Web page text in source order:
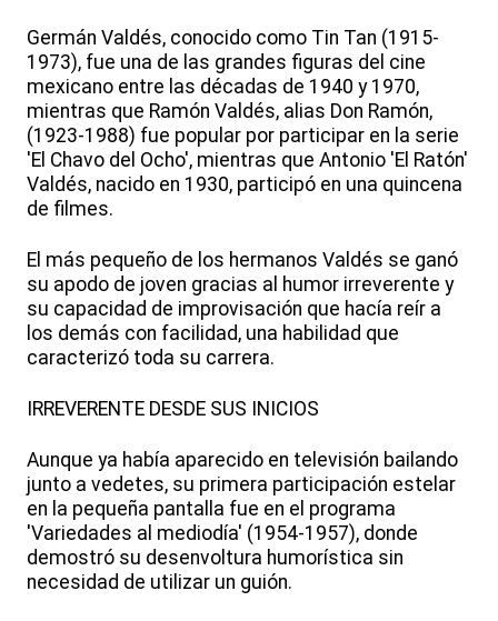
Germán Valdés, conocido como Tin Tan (1915-
1973), fue una de las grandes figuras del cine
mexicano entre las décadas de 1940 y 1970,
mientras que Ramón Valdés, alias Don Ramón,
(1923-1988) fue popular por participar en la serie
'El Chavo del Ocho', mientras que Antonio 'El Ratón'
Valdés, nacido en 1930, participó en una quincena
de filmes.
El más pequeño de los hermanos Valdés se ganó
su apodo de joven gracias al humor irreverente y
su capacidad de improvisación que hacía reír a
los demás con facilidad, una habilidad que
caracterizó toda su carrera.
IRREVERENTE DESDE SUS INICIOS
Aunque ya había aparecido en televisión bailando
junto a vedetes, su primera participación estelar
en la pequeña pantalla fue en el programa
'Variedades al mediodía' (1954-1957), donde
demostró su desenvoltura humorística sin
necesidad de utilizar un guión.